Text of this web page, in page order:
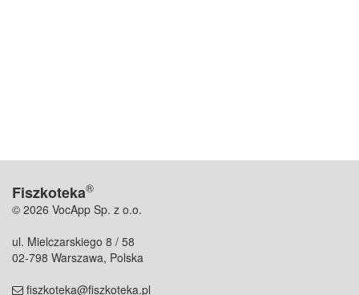
Fiszkoteka®
© 2026 VocApp Sp. z o.o.
ul. Mielczarskiego 8 / 58
02-798 Warszawa, Polska
fiszkoteka@fiszkoteka.pl